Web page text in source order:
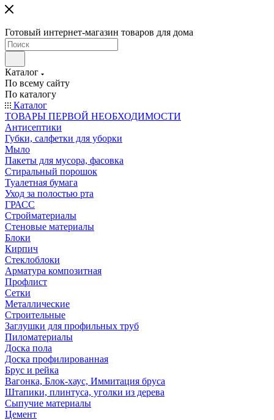
Готовый интернет-магазин товаров для дома
Каталог
По всему сайту
По каталогу
Каталог
ТОВАРЫ ПЕРВОЙ НЕОБХОДИМОСТИ
Антисептики
Губки, салфетки для уборки
Мыло
Пакеты для мусора, фасовка
Стиральный порошок
Туалетная бумага
Уход за полостью рта
ГРАСС
Стройматериалы
Стеновые материалы
Блоки
Кирпич
Стеклоблоки
Арматура композитная
Профлист
Сетки
Металлические
Строительные
Заглушки для профильных труб
Пиломатериалы
Доска пола
Доска профилированная
Брус и рейка
Вагонка, Блок-хаус, Иммитация бруса
Штапики, плинтуса, уголки из дерева
Сыпучие материалы
Цемент